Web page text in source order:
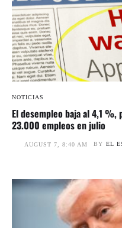
NOTICIAS
El desempleo baja al 4,1
23.000 empleos en julio
AUGUST 7, 8:40 AM BY EL